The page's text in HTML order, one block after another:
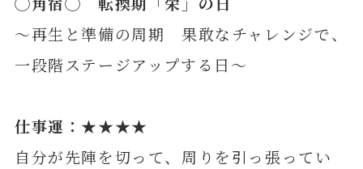
～再生と準備の周期 果敢なチャレンジで、
一段階ステージアップする日～
仕事運：★★★★
自分が先陣を切って、周りを引っ張ってい